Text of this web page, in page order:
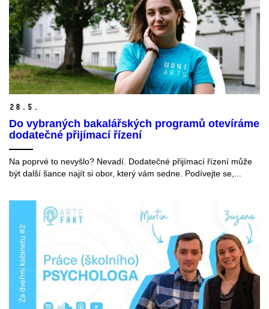
28. 5.
Do vybraných bakalářských programů otevíráme
dodatečné přijímací řízení
Na poprvé to nevyšlo? Nevadí. Dodatečné přijímací řízení může
být další šance najít si obor, který vám sedne. Podívejte se,...